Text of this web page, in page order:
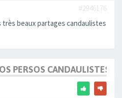
#2946176
très beaux partages candaulistes
PERSOS CANDAULISTES